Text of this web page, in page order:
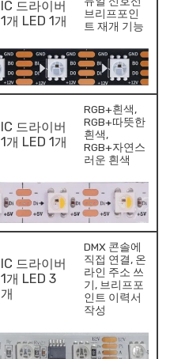
IC 드라이버
1개 LED 1개
브리프포인
트 재개 기능
IC 드라이버
1개 LED 1개
RGB+흰색,
RGB+따뜻한
흰색,
RGB+자연스
러운 흰색
IC 드라이버
1개 LED 3
개
DMX 콘솔에
직접 연결, 온
라인 주소 쓰
기, 브리프포
인트 이력서
작성